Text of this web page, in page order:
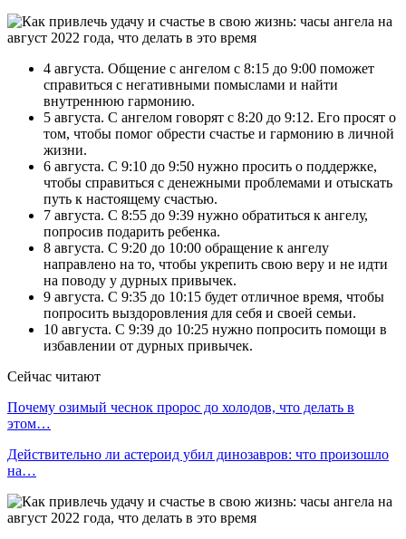
4 августа. Общение с ангелом с 8:15 до 9:00 поможет
справиться с негативными помыслами и найти
внутреннюю гармонию.
5 августа. С ангелом говорят с 8:20 до 9:12. Его просят о
том, чтобы помог обрести счастье и гармонию в личной
жизни.
6 августа. С 9:10 до 9:50 нужно просить о поддержке,
чтобы справиться с денежными проблемами и отыскать
путь к настоящему счастью.
7 августа. С 8:55 до 9:39 нужно обратиться к ангелу,
попросив подарить ребенка.
8 августа. С 9:20 до 10:00 обращение к ангелу
направлено на то, чтобы укрепить свою веру и не идти
на поводу у дурных привычек.
9 августа. С 9:35 до 10:15 будет отличное время, чтобы
попросить выздоровления для себя и своей семьи.
10 августа. С 9:39 до 10:25 нужно попросить помощи в
избавлении от дурных привычек.
Сейчас читают
Почему озимый чеснок пророс до холодов, что делать в
этом…
Действительно ли астероид убил динозавров: что произошло
на…